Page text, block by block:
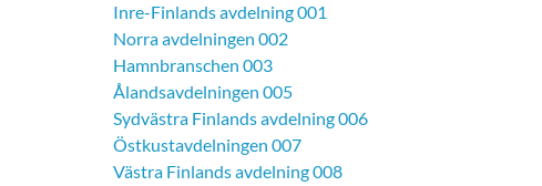
Inre-Finlands avdelning 001
Norra avdelningen 002
Hamnbranschen 003
Ålandsavdelningen 005
Sydvästra Finlands avdelning 006
Östkustavdelningen 007
Västra Finlands avdelning 008